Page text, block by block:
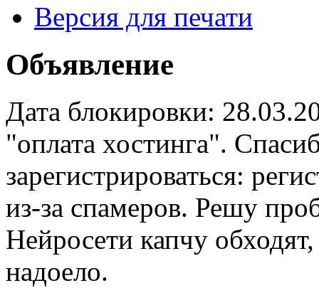
Версия для печати
Объявление
Дата блокировки:
"оплата хостинга".
зарегистрироваться:
из-за спамеров. Решу
Нейросети капчу
надоело.